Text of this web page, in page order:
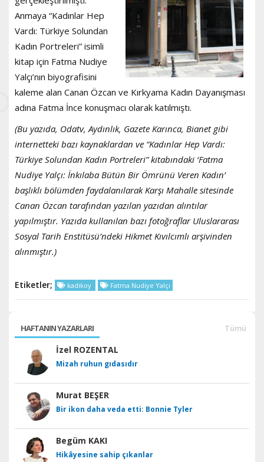
Anmaya “Kadınlar Hep
Vardı: Türkiye Solundan
Kadın Portreleri” isimli
kitap için Fatma Nudiye
Yalçı’nın biyografisini
kaleme alan Canan Özcan ve Kırkyama Kadın Dayanışması
adına Fatma İnce konuşmacı olarak katılmıştı.
(Bu yazıda, Odatv, Aydınlık, Gazete Karınca, Bianet gibi
internetteki bazı kaynaklardan ve “Kadınlar Hep Vardı:
Türkiye Solundan Kadın Portreleri” kitabındaki ‘Fatma
Nudiye Yalçı: İnkılaba Bütün Bir Ömrünü Veren Kadın’
başlıklı bölümden faydalanılarak Karşı Mahalle sitesinde
Canan Özcan tarafından yazılan yazıdan alıntılar
yapılmıştır. Yazıda kullanılan bazı fotoğraflar Uluslararası
Sosyal Tarih Enstitüsü’ndeki Hikmet Kıvılcımlı arşivinden
alınmıştır.)
Etiketler; kadikoy Fatma Nudiye Yalçı
HAFTANIN YAZARLARI Tümü
İzel ROZENTAL
Mizah ruhun gıdasıdır
Murat BEŞER
Bir ikon daha veda etti: Bonnie Tyler
Begüm KAKI
Hikâyesine sahip çıkanlar